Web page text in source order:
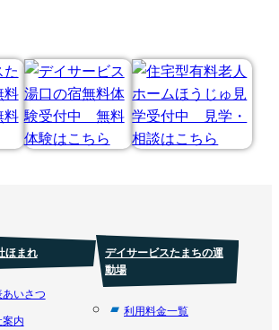
ほまれ
いさつ
内
デイサービスたまちの運
動場
利用料金一覧